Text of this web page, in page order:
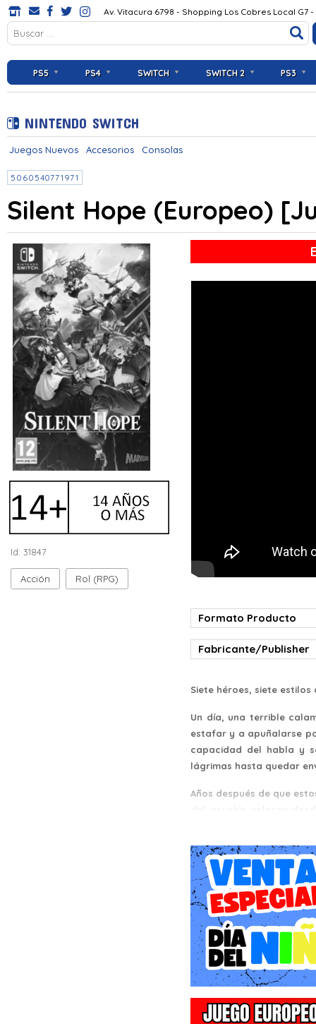
Av. Vitacura 6798 - Shopping Los Cobres Local G7
PS5 PS4 SWITCH SWITCH 2 PS3
NINTENDO SWITCH
Juegos Nuevos Accesorios Consolas
5060540771971
Silent Hope (Europeo)
Id: 31847
Acción Rol (RPG)
Formato Producto
Fabricante/Publisher
Siete héroes, siete estilos
Un día, una terrible
estafar y a apuñalarse
capacidad del habla y
lágrimas hasta quedar
Años después de que
◆Siete héroes, siete
Escoge entre un
distancia Arquero o la
estilo de juego, y
cristales que se
Base.
◆Un hogar en los
Encuentra recetas y